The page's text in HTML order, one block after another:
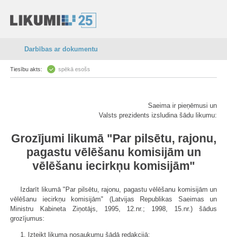
Darbības ar dokumentu
Tiesību akts: spēkā esošs
Saeima ir pieņēmusi un
Valsts prezidents izsludina šādu likumu:
Grozījumi likumā "Par pilsētu, rajonu,
pagastu vēlēšanu komisijām un
vēlēšanu iecirkņu komisijām"
Izdarīt likumā "Par pilsētu, rajonu, pagastu vēlēšanu komisijām un
vēlēšanu iecirkņu komisijām" (Latvijas Republikas Saeimas un
Ministru Kabineta Ziņotājs, 1995, 12.nr.; 1998, 15.nr.) šādus
grozījumus:
1. Izteikt likuma nosaukumu šādā redakcijā: